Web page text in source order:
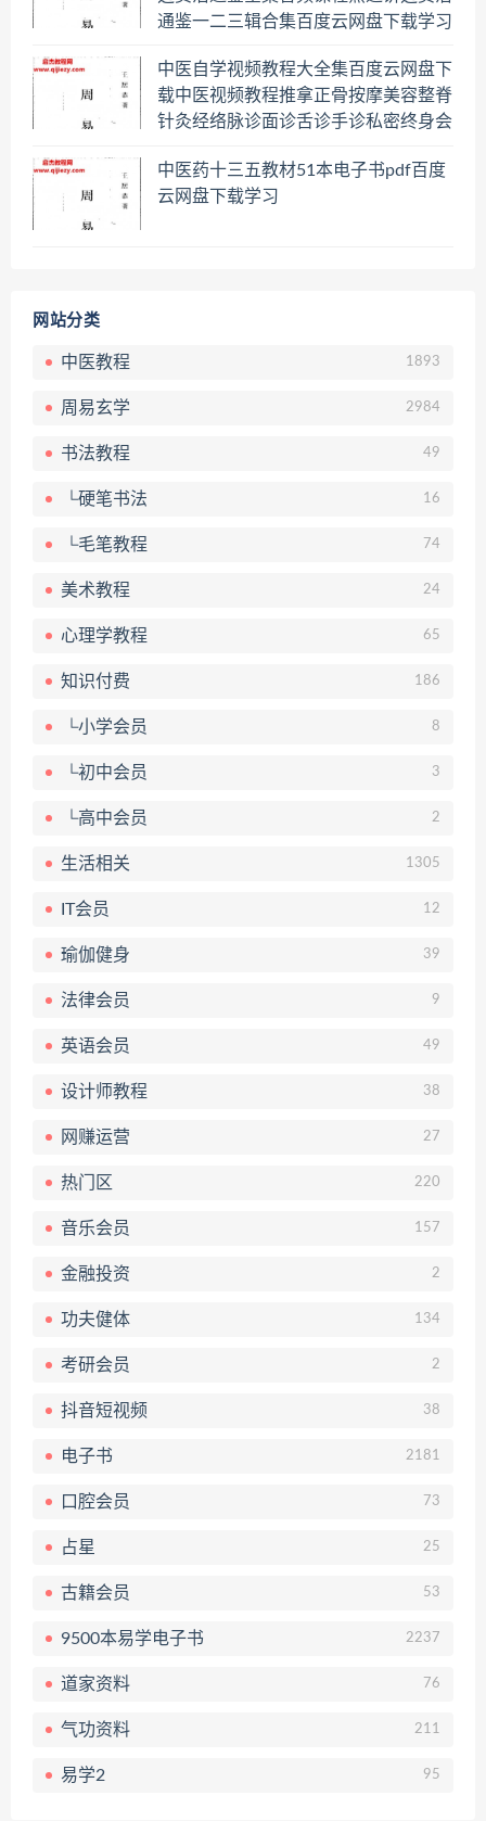
通鉴一二三辑合集百度云网盘下载学习
中医自学视频教程大全集百度云网盘下
载中医视频教程推拿正骨按摩美容整脊
针灸经络脉诊面诊舌诊手诊私密终身会
中医药十三五教材51本电子书pdf百度
云网盘下载学习
网站分类
中医教程 1893
周易玄学 2984
书法教程 49
└硬笔书法 16
└毛笔教程 74
美术教程 24
心理学教程 65
知识付费 186
└小学会员 8
└初中会员 3
└高中会员 2
生活相关 1305
IT会员 12
瑜伽健身 39
法律会员 9
英语会员 49
设计师教程 38
网赚运营 27
热门区 220
音乐会员 157
金融投资 2
功夫健体 134
考研会员 2
抖音短视频 38
电子书 2181
口腔会员 73
占星 25
古籍会员 53
9500本易学电子书 2237
道家资料 76
气功资料 211
易学2 95